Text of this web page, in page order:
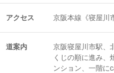
アクセス 京阪本線《寝屋川
道案内
京阪寝屋川市駅、
くじの順に進み、
ンション、一階